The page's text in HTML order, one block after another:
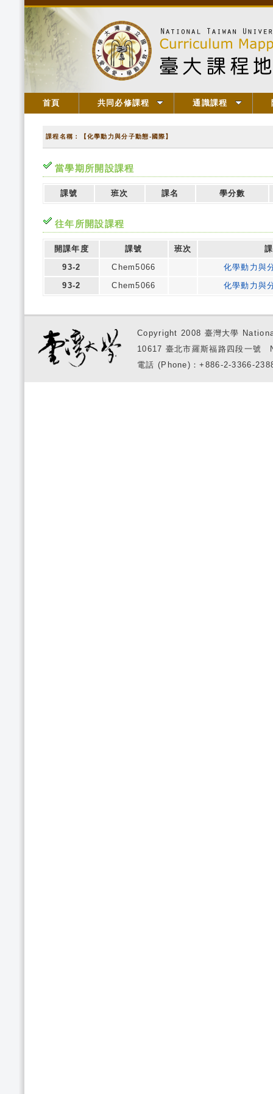
首頁 共同必修課程 通識課程
課程名稱：【化學動力與分子動態-國際】
當學期所開設課程
課號 班次 課名 學分數
往年所開設課程
開課年度 課號 班次
93-2
Chem5066
化學動力與
93-2
Chem5066 化學動力與
Copyright 2008 臺灣大學
10617 臺北市羅斯福路四段一
電話 (Phone)：+886-2-3366-